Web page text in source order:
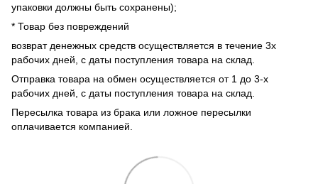
упаковки должны быть сохранены);
* Товар без повреждений
возврат денежных средств осуществляется в течение 3х
рабочих дней, с даты поступления товара на склад.
Отправка товара на обмен осуществляется от 1 до 3-х
рабочих дней, с даты поступления товара на склад.
Пересылка товара из брака или ложное пересылки
оплачивается компанией.